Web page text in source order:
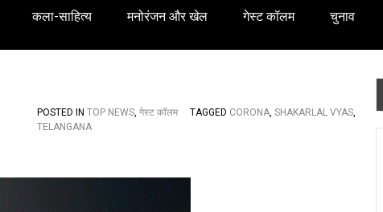
कला-साहित्य मनोरंजन और खेल गेस्ट कॉलम चुनाव
POSTED IN TOP NEWS, गेस्ट कॉलम TAGGED CORONA, SHAKARLAL VYAS,
TELANGANA
e
a